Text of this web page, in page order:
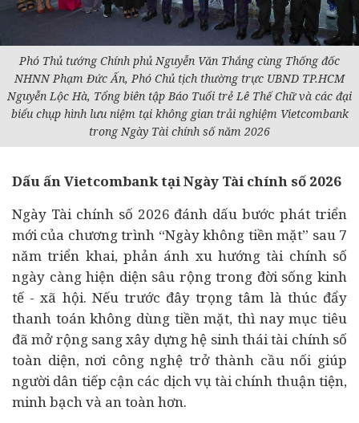
Phó Thủ tướng Chính phủ Nguyễn Văn Thắng cùng Thống đốc
NHNN Phạm Đức Ấn, Phó Chủ tịch thường trực UBND TP.HCM
Nguyễn Lộc Hà, Tổng biên tập Báo Tuổi trẻ Lê Thế Chữ và các đại
biểu chụp hình lưu niệm tại không gian trải nghiệm Vietcombank
trong Ngày Tài chính số năm 2026
Dấu ấn Vietcombank tại Ngày Tài chính số 2026
Ngày Tài chính số 2026 đánh dấu bước phát triển
mới của chương trình “Ngày không tiền mặt” sau 7
năm triển khai, phản ánh xu hướng tài chính số
ngày càng hiện diện sâu rộng trong đời sống kinh
tế - xã hội. Nếu trước đây trọng tâm là thúc đẩy
thanh toán không dùng tiền mặt, thì nay mục tiêu
đã mở rộng sang xây dựng hệ sinh thái tài chính số
toàn diện, nơi công nghệ trở thành cầu nối giúp
người dân tiếp cận các dịch vụ tài chính thuận tiện,
minh bạch và an toàn hơn.